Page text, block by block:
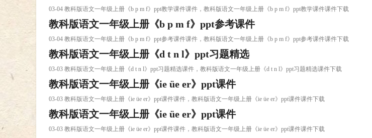
03-04 教科版语文一年级上册《b p m f》ppt教学课件课件，教科版语文一年级上册《b p m f》ppt教学课件课件下载
教科版语文一年级上册《b p m f》ppt参考课件
03-04 教科版语文一年级上册《b p m f》ppt参考课件课件，教科版语文一年级上册《b p m f》ppt参考课件课件下载
教科版语文一年级上册《d t n l》ppt习题精选
03-03 教科版语文一年级上册《d t n l》ppt习题精选课件，教科版语文一年级上册《d t n l》ppt习题精选课件下载
教科版语文一年级上册《ie üe er》ppt课件
03-03 教科版语文一年级上册《ie üe er》ppt课件课件，教科版语文一年级上册《ie üe er》ppt课件课件下载
教科版语文一年级上册《ie üe er》ppt课件
03-03 教科版语文一年级上册《ie üe er》ppt课件课件，教科版语文一年级上册《ie üe er》ppt课件课件下载